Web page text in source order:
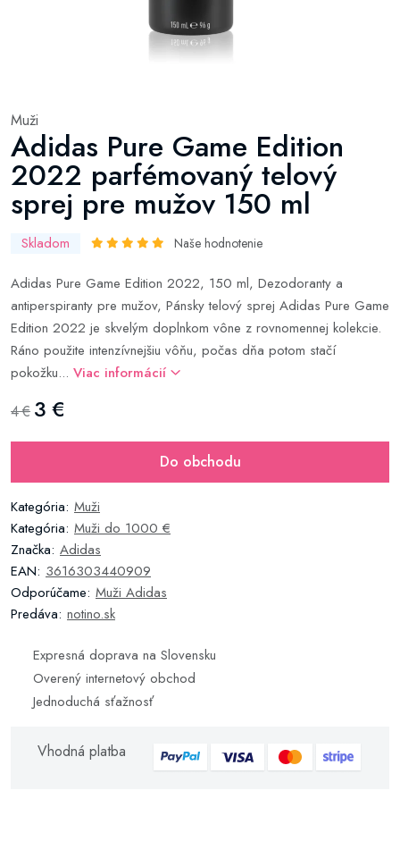
Muži
Adidas Pure Game Edition
2022 parfémovaný telový
sprej pre mužov 150 ml
Skladom Naše hodnotenie
Adidas Pure Game Edition 2022, 150 ml, Dezodoranty a
antiperspiranty pre mužov, Pánsky telový sprej Adidas Pure Game
Edition 2022 je skvelým doplnkom vône z rovnomennej kolekcie.
Ráno použite intenzívnejšiu vôňu, počas dňa potom stačí
pokožku... Viac informácií
4 € 3 €
Do obchodu
Kategória: Muži
Kategória: Muži do 1000 €
Značka: Adidas
EAN: 3616303440909
Odporúčame: Muži Adidas
Predáva: notino.sk
Expresná doprava na Slovensku
Overený internetový obchod
Jednoduchá sťažnosť
Vhodná platba